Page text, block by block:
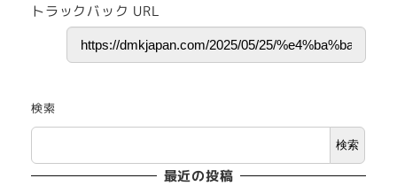
トラックバック URL
検索
検索
最近の投稿